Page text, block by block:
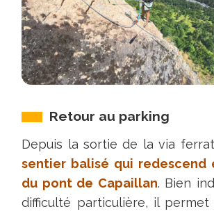
Retour au parking
Depuis la sortie de la via
sentier balisé qui redescend
du pont de Capaillan. Bien
difficulté particulière, il